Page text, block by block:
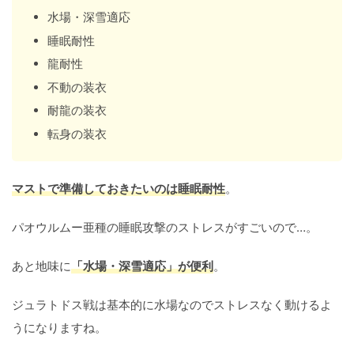
水場・深雪適応
睡眠耐性
龍耐性
不動の装衣
耐龍の装衣
転身の装衣
マストで準備しておきたいのは睡眠耐性。
パオウルムー亜種の睡眠攻撃のストレスがすごいので…。
あと地味に「水場・深雪適応」が便利。
ジュラトドス戦は基本的に水場なのでストレスなく動けるよ
うになりますね。